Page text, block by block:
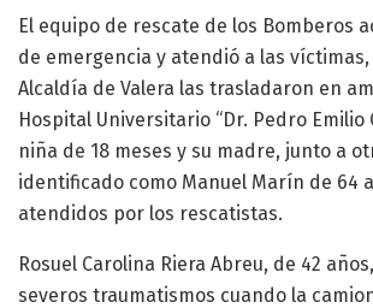
El equipo de rescate de los Bomberos
de emergencia y atendió a las
Alcaldía de Valera las trasladaron en
Hospital Universitario “Dr. Pedro Emilio
niña de 18 meses y su madre, junto a
identificado como Manuel Marín de 64
atendidos por los rescatistas.
Rosuel Carolina Riera Abreu, de 42
severos traumatismos cuando la